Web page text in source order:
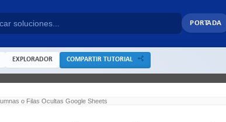
PORTADA
EXPLORADOR COMPARTIR TUTORIAL
o Filas Ocultas Google Sheets